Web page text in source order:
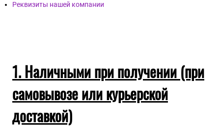
Реквизиты нашей компании
1. Наличными при получении (при
самовывозе или курьерской
доставкой)